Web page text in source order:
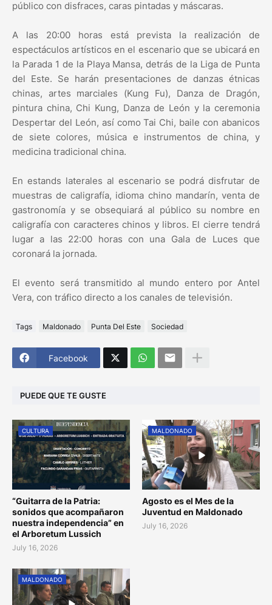
público con disfraces, caras pintadas y máscaras.
A las 20:00 horas está prevista la realización de
espectáculos artísticos en el escenario que se ubicará en
la Parada 1 de la Playa Mansa, detrás de la Liga de Punta
del Este. Se harán presentaciones de danzas étnicas
chinas, artes marciales (Kung Fu), Danza de Dragón,
pintura china, Chi Kung, Danza de León y la ceremonia
Despertar del León, así como Tai Chi, baile con abanicos
de siete colores, música e instrumentos de china, y
medicina tradicional china.
En estands laterales al escenario se podrá disfrutar de
muestras de caligrafía, idioma chino mandarín, venta de
gastronomía y se obsequiará al público su nombre en
caligrafía con caracteres chinos y libros. El cierre tendrá
lugar a las 22:00 horas con una Gala de Luces que
coronará la jornada.
El evento será transmitido al mundo entero por Antel
Vera, con tráfico directo a los canales de televisión.
Tags Maldonado Punta Del Este Sociedad
Facebook
PUEDE QUE TE GUSTE
CULTURA
“Guitarra de la Patria:
sonidos que acompañaron
nuestra independencia” en
el Arboretum Lussich
July 16, 2026
MALDONADO
Agosto es el Mes de la
Juventud en Maldonado
July 16, 2026
MALDONADO